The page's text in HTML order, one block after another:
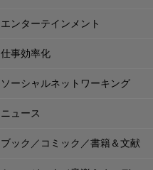
エンターテインメント
仕事効率化
ソーシャルネットワーキング
ニュース
ブック／コミック／書籍＆文献